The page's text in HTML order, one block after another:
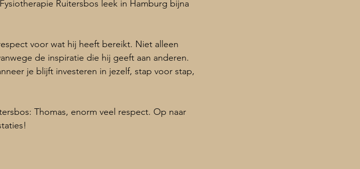
Ruitersbos leek in Hamburg bijna
voor wat hij heeft bereikt. Niet alleen
de inspiratie die hij geeft aan anderen.
je blijft investeren in jezelf, stap voor stap,
Thomas, enorm veel respect. Op naar